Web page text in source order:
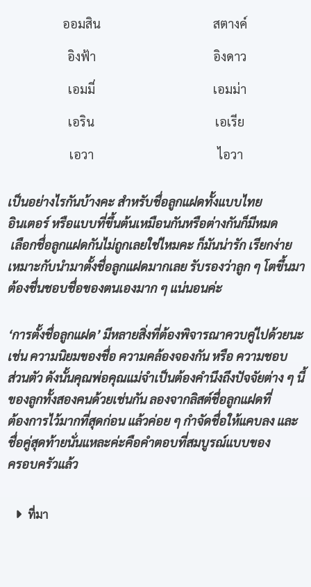
ออมสิน
อิงฟ้า
เอมมี่
เอริน
เอวา
สตางค์
อิงดาว
เอมม่า
เอเรีย
ไอวา
เป็นอย่างไรกันบ้างคะ สำหรับชื่อลูกแฝดทั้งแบบไทย
อินเตอร์ หรือแบบที่ขึ้นต้นเหมือนกันหรือต่างกันก็มีหมด
เลือกชื่อลูกแฝดกันไม่ถูกเลยใช่ไหมคะ ก็มันน่ารัก เรียกง่าย
เหมาะกับนำมาตั้งชื่อลูกแฝดมากเลย รับรองว่าลูก ๆ โตขึ้นมา
ต้องชื่นชอบชื่อของตนเองมาก ๆ แน่นอนค่ะ
‘การตั้งชื่อลูกแฝด’มีหลายสิ่งที่ต้องพิจารณาควบคู่ไปด้วยนะ
เช่น ความนิยมของชื่อ ความคล้องจองกัน หรือ ความชอบ
ส่วนตัว ดังนั้นคุณพ่อคุณแม่จำเป็นต้องคำนึงถึงปัจจัยต่าง ๆ นี้
ของลูกทั้งสองคนด้วยเช่นกัน ลองจากลิสต์ชื่อลูกแฝดที่
ต้องการไว้มากที่สุดก่อน แล้วค่อย ๆ กำจัดชื่อให้แคบลง และ
ชื่อคู่สุดท้ายนั่นแหละค่ะคือคำตอบที่สมบูรณ์แบบของ
ครอบครัวแล้ว
ที่มา